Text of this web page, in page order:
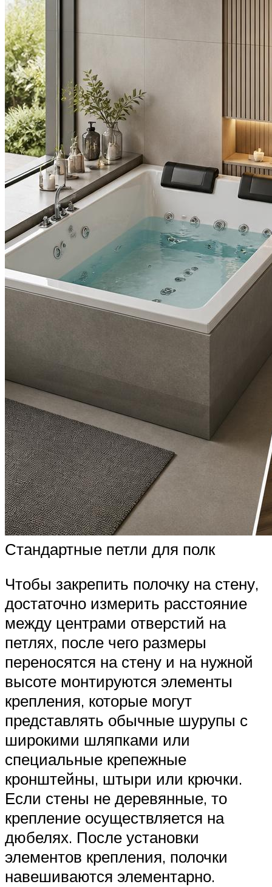
Стандартные петли для полк
Чтобы закрепить полочку на стену,
достаточно измерить расстояние
между центрами отверстий на
петлях, после чего размеры
переносятся на стену и на нужной
высоте монтируются элементы
крепления, которые могут
представлять обычные шурупы с
широкими шляпками или
специальные крепежные
кронштейны, штыри или крючки.
Если стены не деревянные, то
крепление осуществляется на
дюбелях. После установки
элементов крепления, полочки
навешиваются элементарно.